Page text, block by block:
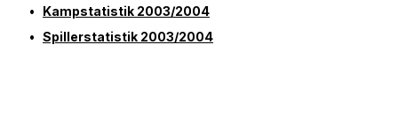
Kampstatistik 2003/2004
Spillerstatistik 2003/2004